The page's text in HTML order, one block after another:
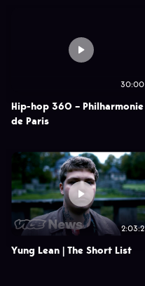
30:00
Hip-hop 360 – Philharmonie
de Paris
2:03:2
Yung Lean | The Short List